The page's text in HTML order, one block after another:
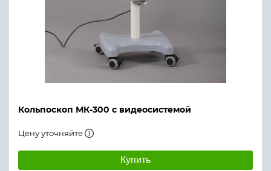
Кольпоскоп МК-300 с видеосистемой
Цену уточняйте
Купить